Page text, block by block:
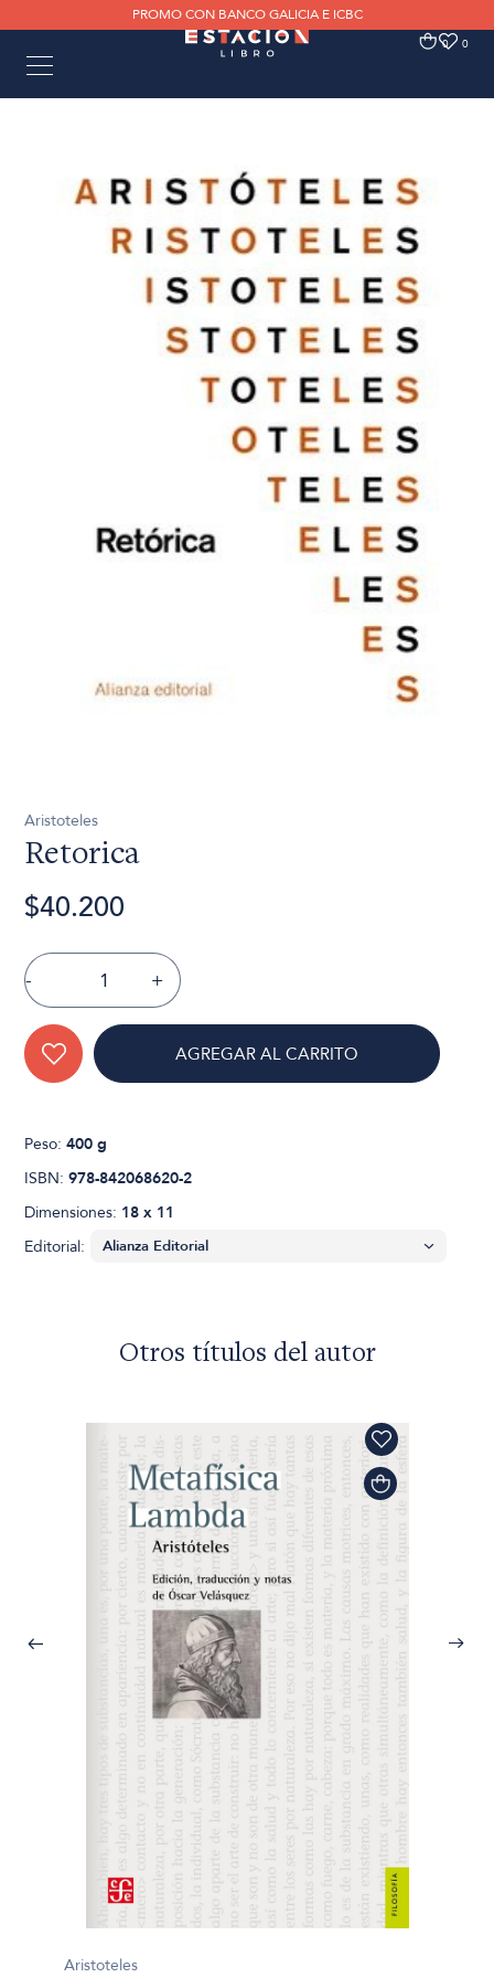
PROMO CON BANCO GALICIA E ICBC
0 0
Aristoteles
Retorica
$40.200
- +
AGREGAR AL CARRITO
Peso:400 g
ISBN:978-842068620-2
Dimensiones: 18 x 11
Editorial:
Otros títulos del autor
Aristoteles